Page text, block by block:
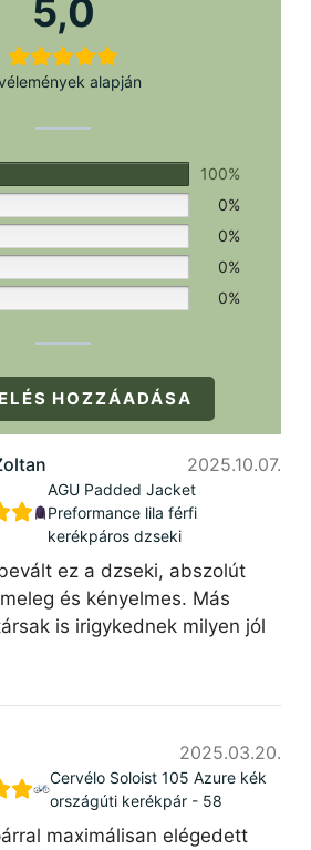
5,0
alapján
100%
0%
0%
0%
0%
HOZZÁADÁSA
2025.10.07.
AGU Padded Jacket
Preformance lila férfi
kerékpáros dzseki
ez a dzseki, abszolút
és kényelmes. Más
is irigykednek milyen jól
2025.03.20.
Cervélo Soloist 105 Azure kék
országúti kerékpár - 58
maximálisan elégedett